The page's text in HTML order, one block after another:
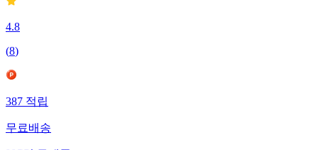
4.8
(8)
387적립
무료배송